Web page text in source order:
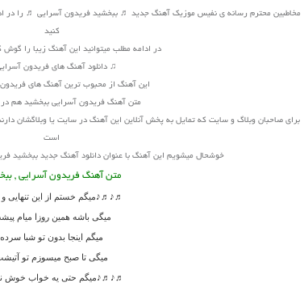
کنید
در ادامه مطلب میتوانید این آهنگ زیبا را گوش
♫ دانلود آهنگ های فریدون
این آهنگ از محبوب ترین آهنگ های
متن آهنگ فریدون آسرایی ببخشید هم
برای صاحبان وبلاگ و سایت که تمایل به پخش آنلاین این آهنگ در سایت یا وبلاگشان
است
خوشحال میشویم این آهنگ با عنوان دانلود آهنگ جدید ببخشید
متن آهنگ فریدون آسرایی ,
♬♪♬♪میگم خستم از این تنهایی
میگی باشه همین روزا میام
میگم اینجا بدون تو شبا سرده
میگی تا صبح میسوزم تو
♬♪♬♪میگم حتی یه خواب خوش